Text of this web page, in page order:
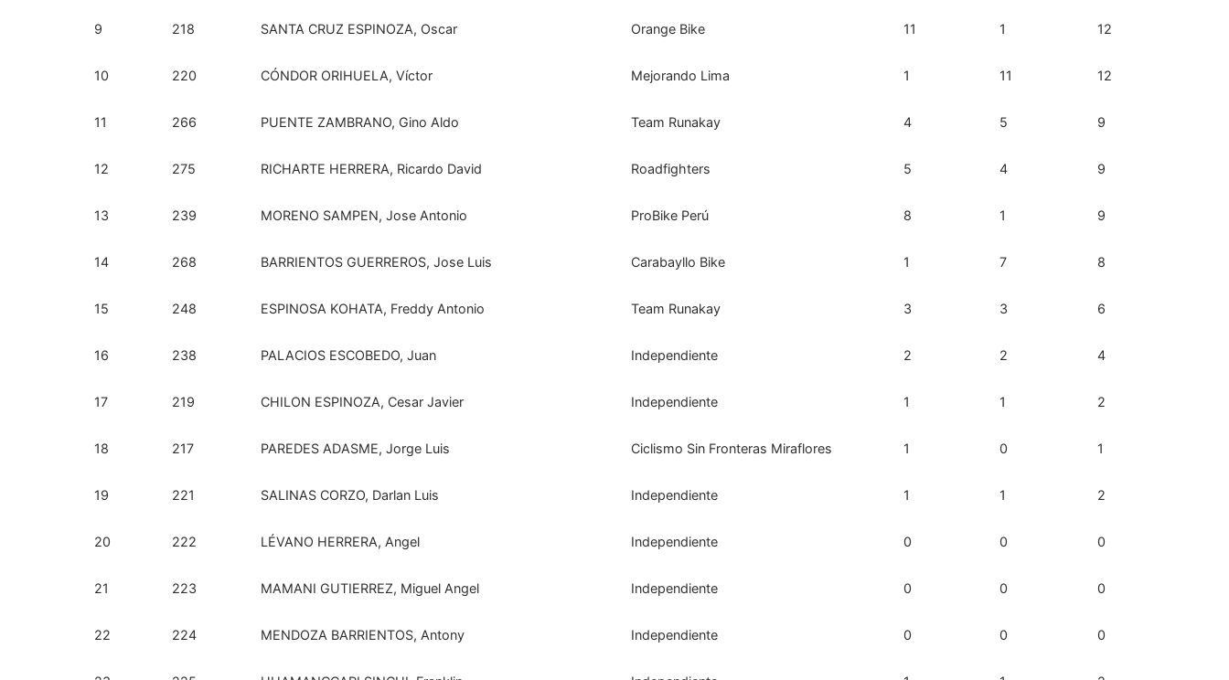
9 218 SANTA CRUZ ESPINOZA, Oscar Orange Bike 11 1 12
10 220 CÓNDOR ORIHUELA, Víctor Mejorando Lima 1 11 12
11 266 PUENTE ZAMBRANO, Gino Aldo Team Runakay 4 5 9
12 275 RICHARTE HERRERA, Ricardo David Roadfighters 5 4 9
13 239 MORENO SAMPEN, Jose Antonio ProBike Perú 8 1 9
14 268 BARRIENTOS GUERREROS, Jose Luis Carabayllo Bike 1 7 8
15 248 ESPINOSA KOHATA, Freddy Antonio Team Runakay 3 3 6
16 238 PALACIOS ESCOBEDO, Juan Independiente 2 2 4
17 219 CHILON ESPINOZA, Cesar Javier Independiente 1 1 2
18 217 PAREDES ADASME, Jorge Luis Ciclismo Sin Fronteras Miraflores 1 0 1
19 221 SALINAS CORZO, Darlan Luis Independiente 1 1 2
20 222 LÉVANO HERRERA, Angel Independiente 0 0 0
21 223 MAMANI GUTIERREZ, Miguel Angel Independiente 0 0 0
22 224 MENDOZA BARRIENTOS, Antony Independiente 0 0 0